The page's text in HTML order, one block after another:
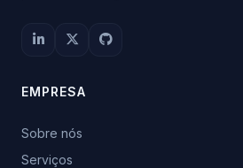
EMPRESA
Sobre nós
Serviços